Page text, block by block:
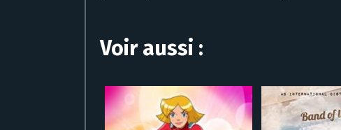
Voir aussi :